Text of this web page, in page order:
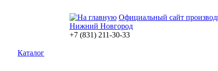
Официальный сайт
Нижний Новгород
+7 (831) 211-30-33
Каталог